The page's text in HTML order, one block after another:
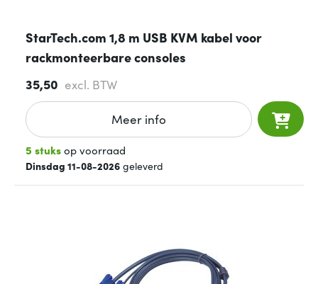
StarTech.com 1,8 m USB KVM kabel voor
rackmonteerbare consoles
35,50 excl. BTW
Meer info
5 stuksop voorraad
Dinsdag 11-08-2026 geleverd